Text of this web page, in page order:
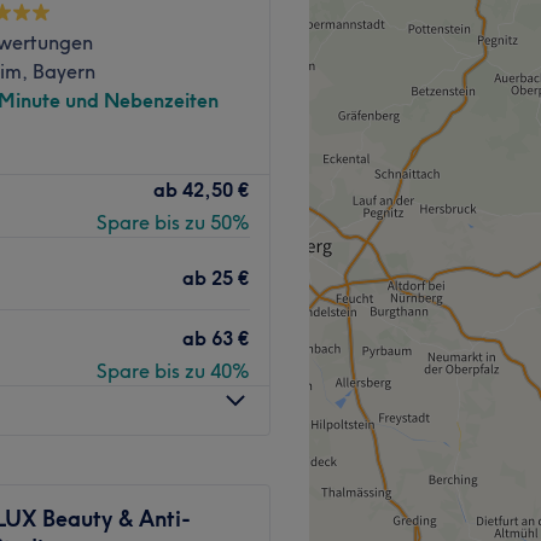
Augenbrauen- &
Zurück zur Salonansicht
schöne Massagestudio
Körperbehandlungen, die
sich nur 2
Bayern
und Nebenzeiten
ab 42,50 €
Spare bis zu 50%
ab 25 €
ab 63 €
Spare bis zu 40%
Beauty & Anti-